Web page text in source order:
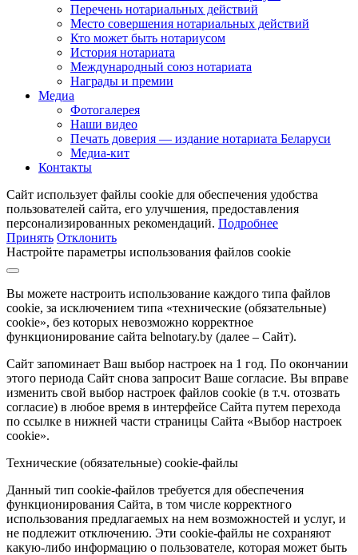
Перечень нотариальных действий
Место совершения нотариальных действий
Кто может быть нотариусом
История нотариата
Международный союз нотариата
Награды и премии
Медиа
Фотогалерея
Наши видео
Печать доверия — издание нотариата Беларуси
Медиа-кит
Контакты
Сайт использует файлы cookie для обеспечения удобства
пользователей сайта, его улучшения, предоставления
персонализированных рекомендаций. Подробнее
Принять Отклонить
Настройте параметры использования файлов cookie
Вы можете настроить использование каждого типа файлов
cookie, за исключением типа «технические (обязательные)
cookie», без которых невозможно корректное
функционирование сайта belnotary.by (далее – Сайт).
Сайт запоминает Ваш выбор настроек на 1 год. По окончании
этого периода Сайт снова запросит Ваше согласие. Вы вправе
изменить свой выбор настроек файлов cookie (в т.ч. отозвать
согласие) в любое время в интерфейсе Сайта путем перехода
по ссылке в нижней части страницы Сайта «Выбор настроек
cookie».
Технические (обязательные) cookie-файлы
Данный тип cookie-файлов требуется для обеспечения
функционирования Сайта, в том числе корректного
использования предлагаемых на нем возможностей и услуг, и
не подлежит отключению. Эти cookie-файлы не сохраняют
какую-либо информацию о пользователе, которая может быть